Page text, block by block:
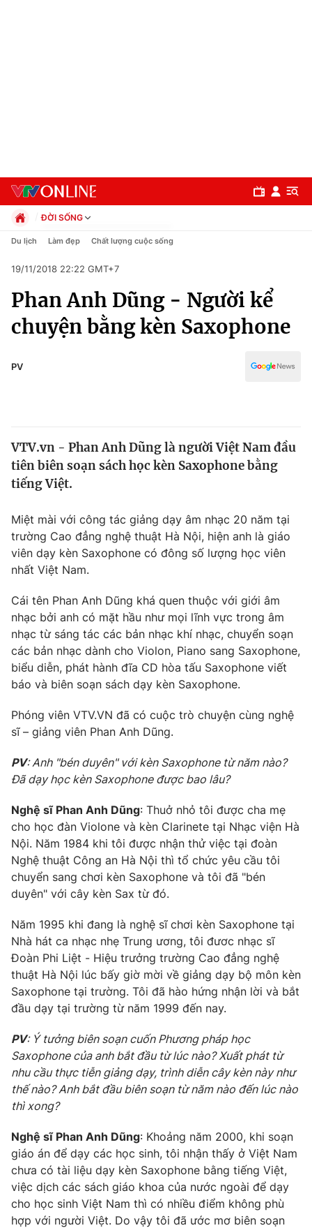
Chuyên mục
Chính trị
Thế giới
Thế giới đó đây
Câu chuyện quốc tế
Kinh tế
Tài chính
Thị trường
Góc doanh nghiệp
Dữ liệu và đời sống
Truyền hình
Phim VTV
Hậu trường
Nhân vật
Khán giả
Giải sao mai
Giải trí
Điện ảnh
Sao
Đời sống
Du lịch
Làm đẹp
Chất lượng cuộc sống
Giáo dục
Học trực tuyến
Công nghệ
Sản phẩm
Thị trường
Tư vấn
Giao lưu trực tuyến
Lịch phát sóng
Chuyên mục khác
Emagazine Podcast
Photo Infographic
Video Shorts video
VTV Money VTV Thể thao
VTV Sức khoẻ Bất động sản
VTV4 Vươn mình bằng AI
VTV9 VTV8
ĐỜI SỐNG
Chính trị
Pháp luật
Kinh tế
Thể thao
Truyền hình
Du lịch Làm đẹp Chất lượng cuộc sống
19/11/2018 22:22 GMT+7
Phan Anh Dũng - Người kể
chuyện bằng kèn Saxophone
PV
VTV.vn - Phan Anh Dũng là người Việt Nam đầu
tiên biên soạn sách học kèn Saxophone bằng
tiếng Việt.
Miệt mài với công tác giảng dạy âm nhạc 20 năm tại
trường Cao đẳng nghệ thuật Hà Nội, hiện anh là giáo
viên dạy kèn Saxophone có đông số lượng học viên
nhất Việt Nam.
Cái tên Phan Anh Dũng khá quen thuộc với giới âm
nhạc bởi anh có mặt hầu như mọi lĩnh vực trong âm
nhạc từ sáng tác các bản nhạc khí nhạc, chuyển soạn
các bản nhạc dành cho Violon, Piano sang Saxophone,
biểu diễn, phát hành đĩa CD hòa tấu Saxophone viết
báo và biên soạn sách dạy kèn Saxophone.
Phóng viên VTV.VN đã có cuộc trò chuyện cùng nghệ
sĩ – giảng viên Phan Anh Dũng.
PV: Anh "bén duyên" với kèn Saxophone từ năm nào?
Đã dạy học kèn Saxophone được bao lâu?
Nghệ sĩ Phan Anh Dũng: Thuở nhỏ tôi được cha mẹ
cho học đàn Violone và kèn Clarinete tại Nhạc viện Hà
Nội. Năm 1984 khi tôi được nhận thử việc tại đoàn
Nghệ thuật Công an Hà Nội thì tổ chức yêu cầu tôi
chuyển sang chơi kèn Saxophone và tôi đã "bén
duyên" với cây kèn Sax từ đó.
Năm 1995 khi đang là nghệ sĩ chơi kèn Saxophone tại
Nhà hát ca nhạc nhẹ Trung ương, tôi đươc nhạc sĩ
Đoàn Phi Liệt - Hiệu trưởng trường Cao đẳng nghệ
thuật Hà Nội lúc bấy giờ mời về giảng dạy bộ môn kèn
Saxophone tại trường. Tôi đã hào hứng nhận lời và bắt
đầu dạy tại trường từ năm 1999 đến nay.
PV: Ý tưởng biên soạn cuốn Phương pháp học
Saxophone của anh bắt đầu từ lúc nào? Xuất phát từ
nhu cầu thực tiễn giảng dạy, trình diễn cây kèn này như
thế nào? Anh bắt đầu biên soạn từ năm nào đến lúc nào
thì xong?
Nghệ sĩ Phan Anh Dũng: Khoảng năm 2000, khi soạn
giáo án để dạy các học sinh, tôi nhận thấy ở Việt Nam
chưa có tài liệu dạy kèn Saxophone bằng tiếng Việt,
việc dịch các sách giáo khoa của nước ngoài để dạy
cho học sinh Việt Nam thì có nhiều điểm không phù
hợp với người Việt. Do vậy tôi đã ước mơ biên soạn